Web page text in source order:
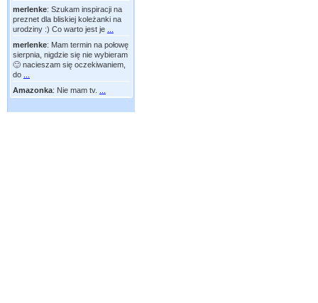
merlenke: Szukam inspiracji na
preznet dla bliskiej koleżanki na
urodziny :) Co warto jest je
merlenke: Mam termin na połowę
sierpnia, nigdzie się nie wybieram
🙂 nacieszam się oczekiwaniem,
do
Amazonka: Nie mam tv.